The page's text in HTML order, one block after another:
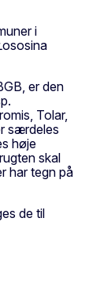
i
er den
Tolar,
særdeles
høje
skal
har tegn på
de til